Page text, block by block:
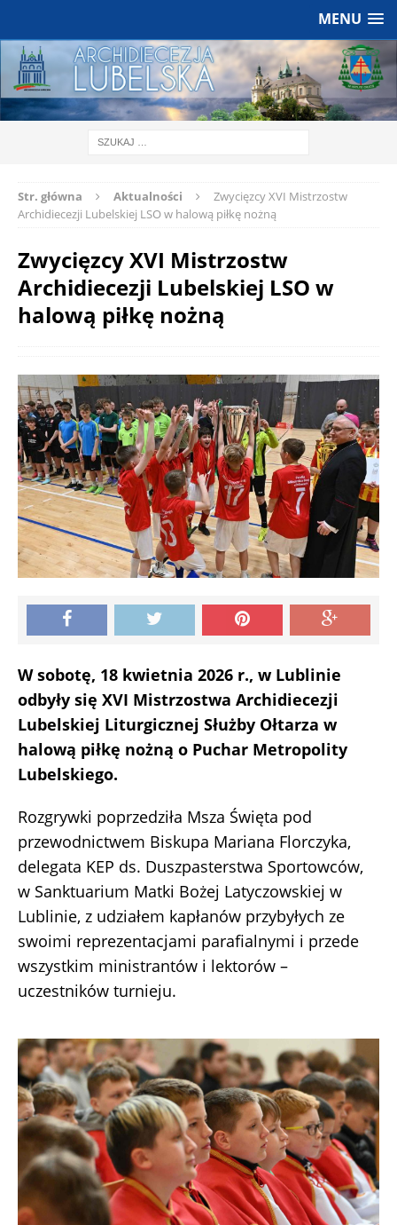
MENU
Str. główna Aktualności
Zwycięzcy XVI Mistrzostw
Archidiecezji Lubelskiej LSO w halową piłkę nożną
Zwycięzcy XVI Mistrzostw
Archidiecezji Lubelskiej LSO w
halową piłkę nożną
W sobotę, 18 kwietnia 2026 r., w Lublinie
odbyły się XVI Mistrzostwa Archidiecezji
Lubelskiej Liturgicznej Służby Ołtarza w
halową piłkę nożną o Puchar Metropolity
Lubelskiego.
Rozgrywki poprzedziła Msza Święta pod
przewodnictwem Biskupa Mariana Florczyka,
delegata KEP ds. Duszpasterstwa Sportowców,
w Sanktuarium Matki Bożej Latyczowskiej w
Lublinie, z udziałem kapłanów przybyłych ze
swoimi reprezentacjami parafialnymi i przede
wszystkim ministrantów i lektorów –
uczestników turnieju.